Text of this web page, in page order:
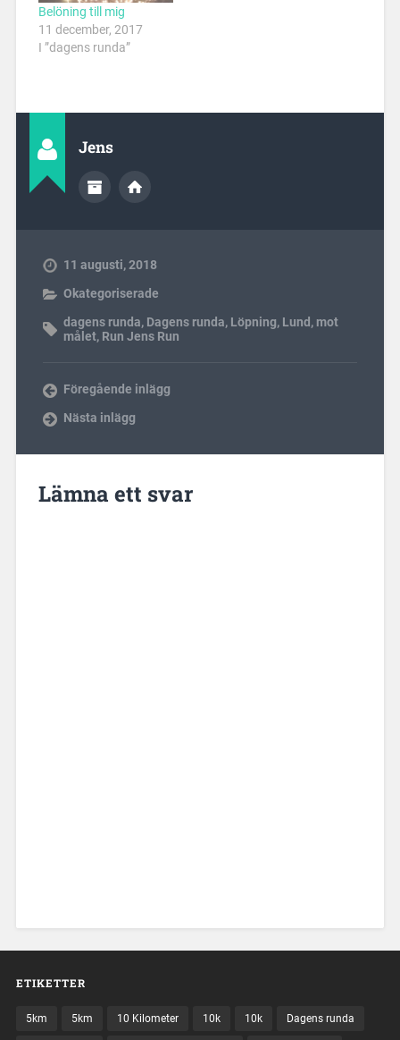
Belöning till mig
11 december, 2017
I ”dagens runda”
Jens
11 augusti, 2018
Okategoriserade
dagens runda, Dagens runda, Löpning, Lund , mot
målet, Run Jens Run
Föregående inlägg
Nästa inlägg
Lämna ett svar
ETIKETTER
5km 5km 10 Kilometer 10k 10k Dagens runda